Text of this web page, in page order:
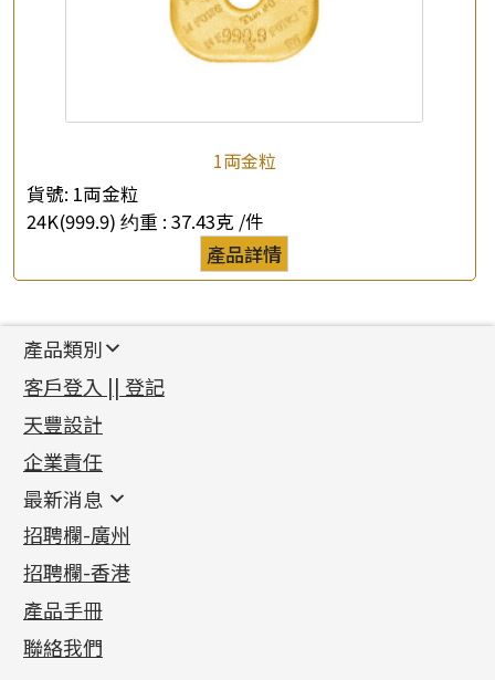
1両金粒
貨號: 1両金粒
24K(999.9) 约重 : 37.43克 /件
產品詳情
產品類別
新產品
足金系列
足金配件
機織鏈系列
珠仔鏈
镶口链
管狀網鏈
十字車花鏈系列
十字閃O鏈系列
十字錘打鏈系列
側身車花鏈系列
側身鏈系列
首飾配件
耳環類配件
卷迫系列
螺絲迫系列
梅花迫系列
平臺迫系列
綫拍系列
美拍系列
鏈類配件
動感車花吊墜
調節珠系列
生圈扣系列
龍蝦扣系列
鴨俐制系列
其他類配件
珠盤系列
袖口鈕系列
焊片及鐳射綫
空心車花管
珠類配件
無孔光身珠
空心光身珠
無孔批花珠
鑲口類
四爪頭系列
六爪頭系列
車花片
動感車花片
鑲口戒指
鑲口手鏈系列
首飾系列
手镯系列
戒指系列
空心耳環
空心车花管首饰链
空心手鐲系列
貴金屬原料
千足金
記憶金屬系列
記憶戒指
拉簧珠珠手鏈
記憶鈦手鐲
客戶登入 || 登記
天豐設計
企業責任
最新消息
最新消息
各項證書(2)
相片集(9)
展覽會資訊
最新產品資訊
招聘欄-廣州
招聘欄-香港
產品手冊
聯絡我們